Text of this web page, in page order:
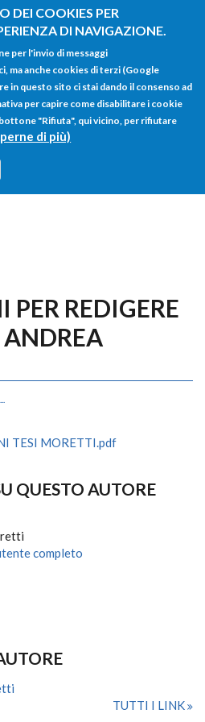
DEI COOKIES PER
DI NAVIGAZIONE.
per l'invio di messaggi
ma anche cookies di terzi (Google
in questo sito ci stai dando il consenso ad
per capire come disabilitare i cookie
"Rifiuta", qui vicino, per rifiutare
di più)
REDIGERE
ANDREA
TESI MORETTI.pdf
QUESTO AUTORE
completo
TUTTI I LINK